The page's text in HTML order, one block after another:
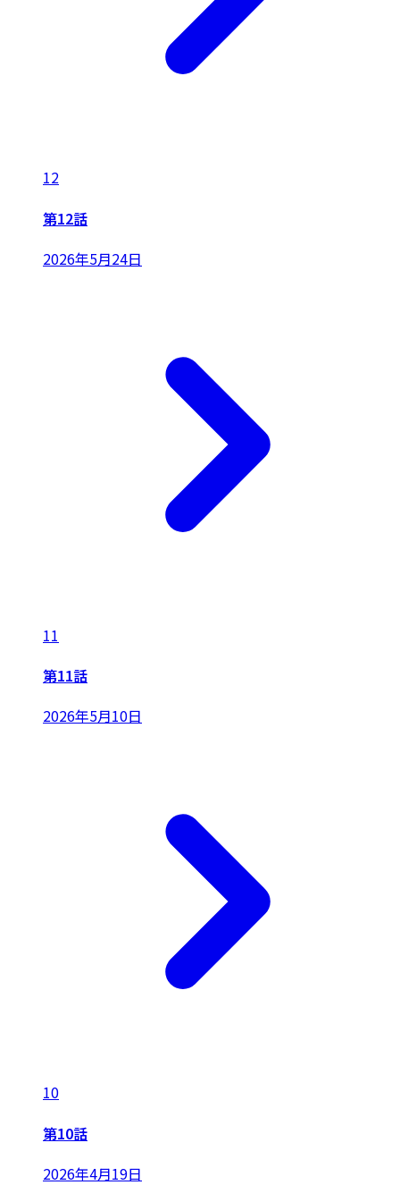
12
第12話
2026年5月24日
11
第11話
2026年5月10日
10
第10話
2026年4月19日